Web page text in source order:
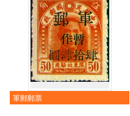
軍郵郵票